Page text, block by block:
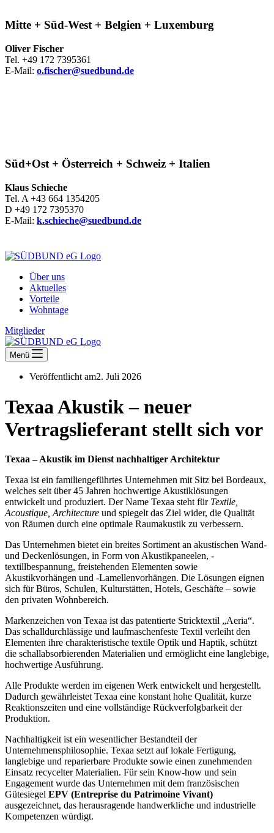
Mitte + Süd-West + Belgien + Luxemburg
Oliver Fischer
Tel. +49 172 7395361
E-Mail: o.fischer@suedbund.de
Süd+Ost + Österreich + Schweiz + Italien
Klaus Schieche
Tel. A +43 664 1354205
D +49 172 7395370
E-Mail: k.schieche@suedbund.de
Über uns
Aktuelles
Vorteile
Wohntage
Mitglieder
Menü
Veröffentlicht am2. Juli 2026
Texaa Akustik – neuer
Vertragslieferant stellt sich vor
Texaa – Akustik im Dienst nachhaltiger Architektur
Texaa ist ein familiengeführtes Unternehmen mit Sitz bei Bordeaux,
welches seit über 45 Jahren hochwertige Akustiklösungen
entwickelt und produziert. Der Name Texaa steht für Textile,
Acoustique, Architecture und spiegelt das Ziel wider, die Qualität
von Räumen durch eine optimale Raumakustik zu verbessern.
Das Unternehmen bietet ein breites Sortiment an akustischen Wand-
und Deckenlösungen, in Form von Akustikpaneelen, -
textillbespannung, freistehenden Elementen sowie
Akustikvorhängen und -Lamellenvorhängen. Die Lösungen eignen
sich für Büros, Schulen, Kulturstätten, Hotels, Geschäfte – sowie
den privaten Wohnbereich.
Markenzeichen von Texaa ist das patentierte Stricktextil „Aeria“.
Das schalldurchlässige und laufmaschenfeste Textil verleiht den
Elementen ihre charakteristische textile Optik und Haptik, schützt
die schallabsorbierenden Materialien und ermöglicht eine langlebige,
hochwertige Ausführung.
Alle Produkte werden im eigenen Werk entwickelt und hergestellt.
Dadurch gewährleistet Texaa eine konstant hohe Qualität, kurze
Reaktionszeiten und eine vollständige Rückverfolgbarkeit der
Produktion.
Nachhaltigkeit ist ein wesentlicher Bestandteil der
Unternehmensphilosophie. Texaa setzt auf lokale Fertigung,
langlebige und reparierbare Produkte sowie einen zunehmenden
Einsatz recycelter Materialien. Für sein Know-how und sein
Engagement wurde das Unternehmen mit dem französischen
Gütesiegel EPV (Entreprise du Patrimoine Vivant)
ausgezeichnet, das herausragende handwerkliche und industrielle
Kompetenzen würdigt.